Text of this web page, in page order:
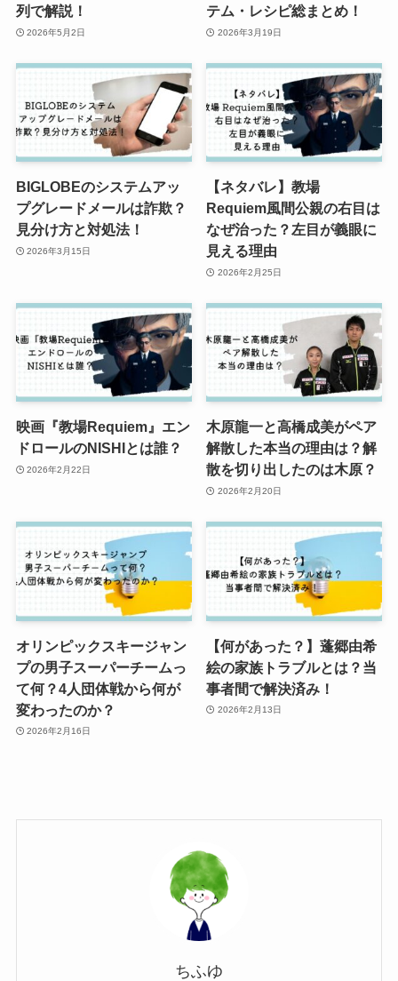
列で解説！
2026年5月2日
テム・レシピ総まとめ！
2026年3月19日
BIGLOBEのシステムアッ
プグレードメールは詐欺？
見分け方と対処法！
2026年3月15日
【ネタバレ】教場
Requiem風間公親の右目は
なぜ治った？左目が義眼に
見える理由
2026年2月25日
映画『教場Requiem』エン
ドロールのNISHIとは誰？
2026年2月22日
木原龍一と高橋成美がペア
解散した本当の理由は？解
散を切り出したのは木原？
2026年2月20日
オリンピックスキージャン
プの男子スーパーチームっ
て何？4人団体戦から何が
変わったのか？
2026年2月16日
【何があった？】蓬郷由希
絵の家族トラブルとは？当
事者間で解決済み！
2026年2月13日
ちふゆ